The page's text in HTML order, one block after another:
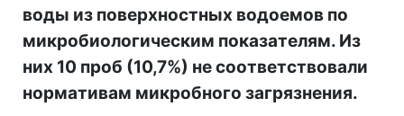
воды из поверхностных водоемов по
микробиологическим показателям. Из
них 10 проб (10,7%) не соответствовали
нормативам микробного загрязнения.